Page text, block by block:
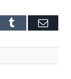
Tumblr